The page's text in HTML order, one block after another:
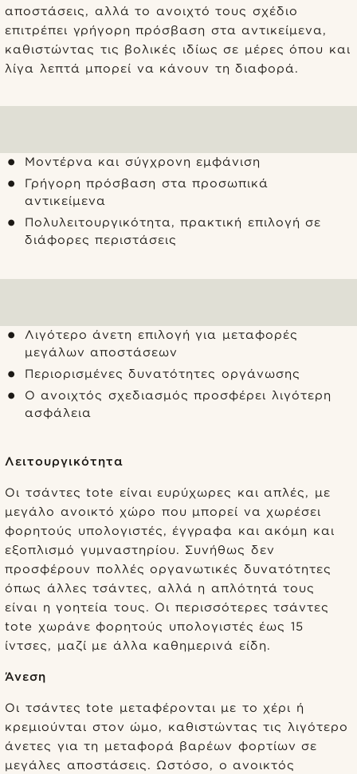
αποστάσεις, αλλά το ανοιχτό τους σχέδιο
επιτρέπει γρήγορη πρόσβαση στα αντικείμενα,
καθιστώντας τις βολικές ιδίως σε μέρες όπου και
λίγα λεπτά μπορεί να κάνουν τη διαφορά.
Μοντέρνα και σύγχρονη εμφάνιση
Γρήγορη πρόσβαση στα προσωπικά
αντικείμενα
Πολυλειτουργικότητα, πρακτική επιλογή σε
διάφορες περιστάσεις
Λιγότερο άνετη επιλογή για μεταφορές
μεγάλων αποστάσεων
Περιορισμένες δυνατότητες οργάνωσης
Ο ανοιχτός σχεδιασμός προσφέρει λιγότερη
ασφάλεια
Λειτουργικότητα
Οι τσάντες tote είναι ευρύχωρες και απλές, με
μεγάλο ανοικτό χώρο που μπορεί να χωρέσει
φορητούς υπολογιστές, έγγραφα και ακόμη και
εξοπλισμό γυμναστηρίου. Συνήθως δεν
προσφέρουν πολλές οργανωτικές δυνατότητες
όπως άλλες τσάντες, αλλά η απλότητά τους
είναι η γοητεία τους. Οι περισσότερες τσάντες
tote χωράνε φορητούς υπολογιστές έως 15
ίντσες, μαζί με άλλα καθημερινά είδη.
Άνεση
Οι τσάντες tote μεταφέρονται με το χέρι ή
κρεμιούνται στον ώμο, καθιστώντας τις λιγότερο
άνετες για τη μεταφορά βαρέων φορτίων σε
μεγάλες αποστάσεις. Ωστόσο, ο ανοικτός